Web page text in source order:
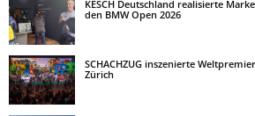
KESCH Deutschland realisierte
den BMW Open 2026
SCHACHZUG inszenierte
Zürich